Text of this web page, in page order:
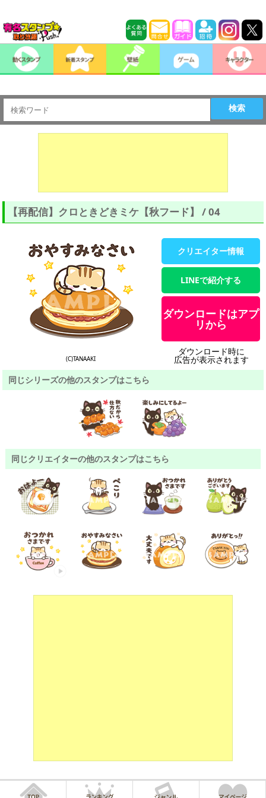
検索
【再配信】クロときどきミケ【秋フード】 / 04
(C)TANAAKI
クリエイター情報
LINEで紹介する
ダウンロードはアプ
リから
ダウンロード時に
広告が表示されます
同じシリーズの他のスタンプはこちら
同じクリエイターの他のスタンプはこちら